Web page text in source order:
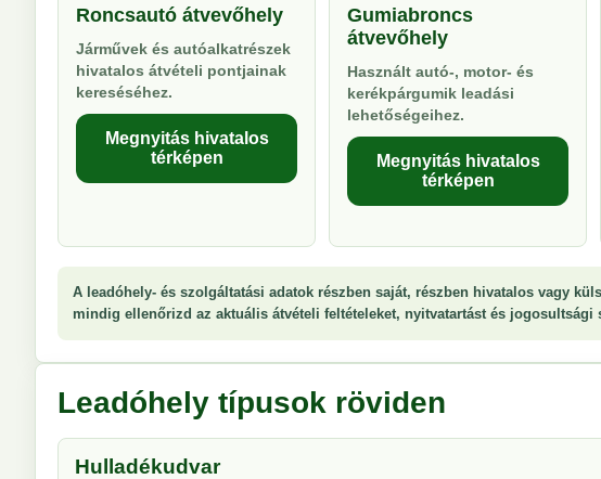
Roncsautó átvevőhely
Járművek és autóalkatrészek
hivatalos átvételi pontjainak
kereséséhez.
Megnyitás hivatalos
térképen
Gumiabroncs
átvevőhely
Használt autó-, motor- és
kerékpárgumik leadási
lehetőségeihez.
Megnyitás hivatalos
térképen
A leadóhely- és szolgáltatási adatok részben saját, részben hivatalos vagy
mindig ellenőrizd az aktuális átvételi feltételeket, nyitvatartást és jogosultsági
Leadóhely típusok röviden
Hulladékudvar